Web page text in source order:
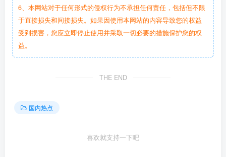
6、本网站对于任何形式的侵权行为不承担任何责任，包括但不限
于直接损失和间接损失。如果因使用本网站的内容导致您的权益
受到损害，您应立即停止使用并采取一切必要的措施保护您的权
益。
THE END
国内热点
喜欢就支持一下吧